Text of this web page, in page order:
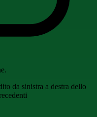
da sinistra a destra dello